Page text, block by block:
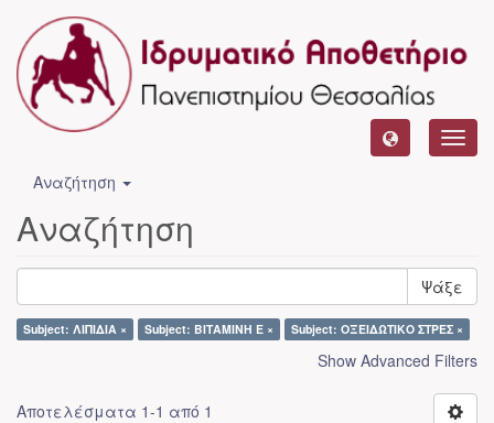
Αναζήτηση
Αναζήτηση
Ψάξε
Subject: ΛΙΠΙΔΙΑ × Subject: ΒΙΤΑΜΙΝΗ Ε × Subject: ΟΞΕΙΔΩΤΙΚΟ ΣΤΡΕΣ ×
Show Advanced Filters
Αποτελέσματα 1-1 από 1